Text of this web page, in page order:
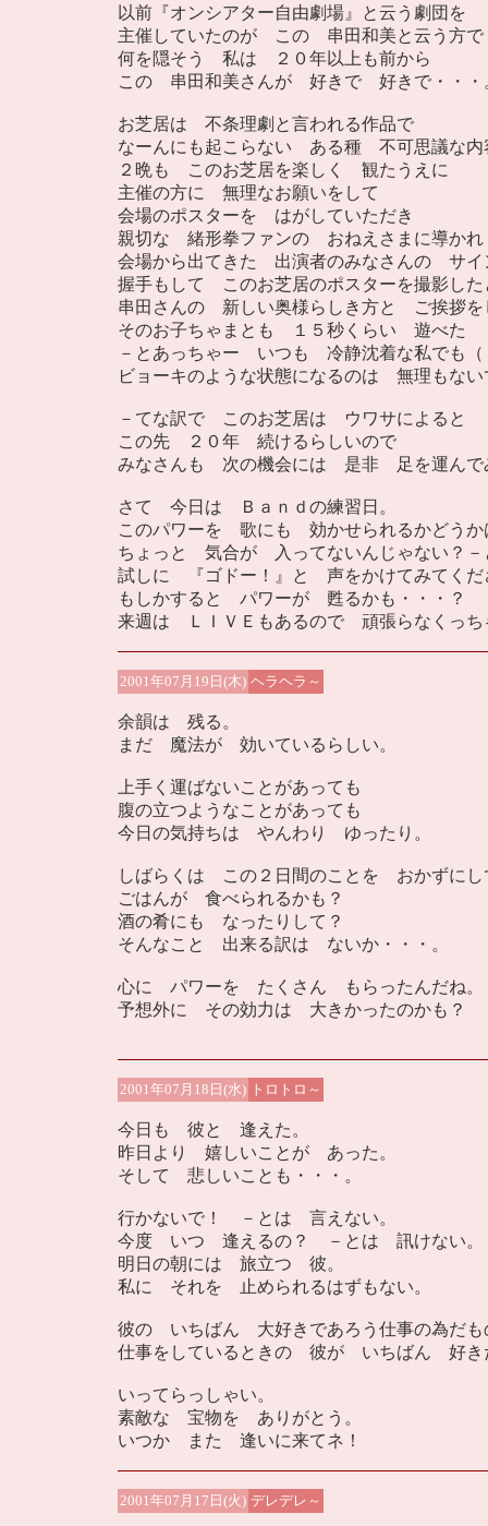
以前『オンシアター自由劇場』と云う劇団を
主催していたのが この 串田和美と云う方で
何を隠そう 私は ２０年以上も前から
この 串田和美さんが 好きで 好きで・・・
お芝居は 不条理劇と言われる作品で
なーんにも起こらない ある種 不可思議な内
２晩も このお芝居を楽しく 観たうえに
主催の方に 無理なお願いをして
会場のポスターを はがしていただき
親切な 緒形拳ファンの おねえさまに導かれ
会場から出てきた 出演者のみなさんの サイ
握手もして このお芝居のポスターを撮影した
串田さんの 新しい奥様らしき方と ご挨拶を
そのお子ちゃまとも １５秒くらい 遊べた
－とあっちゃー いつも 冷静沈着な私でも（
ビョーキのような状態になるのは 無理もない
－てな訳で このお芝居は ウワサによると
この先 ２０年 続けるらしいので
みなさんも 次の機会には 是非 足を運んで
さて 今日は Ｂａｎｄの練習日。
このパワーを 歌にも 効かせられるかどう
ちょっと 気合が 入ってないんじゃない？－
試しに 『ゴドー！』と 声をかけてみてくだ
もしかすると パワーが 甦るかも・・・？
来週は ＬＩＶＥもあるので 頑張らなくっち
2001年07月19日(木) ヘラヘラ～
余韻は 残る。
まだ 魔法が 効いているらしい。
上手く運ばないことがあっても
腹の立つようなことがあっても
今日の気持ちは やんわり ゆったり。
しばらくは この２日間のことを おかずにし
ごはんが 食べられるかも？
酒の肴にも なったりして？
そんなこと 出来る訳は ないか・・・。
心に パワーを たくさん もらったんだね。
予想外に その効力は 大きかったのかも？
2001年07月18日(水) トロトロ～
今日も 彼と 逢えた。
昨日より 嬉しいことが あった。
そして 悲しいことも・・・。
行かないで！ －とは 言えない。
今度 いつ 逢えるの？ －とは 訊けない。
明日の朝には 旅立つ 彼。
私に それを 止められるはずもない。
彼の いちばん 大好きであろう仕事の為だも
仕事をしているときの 彼が いちばん 好き
いってらっしゃい。
素敵な 宝物を ありがとう。
いつか また 逢いに来てネ！
2001年07月17日(火) デレデレ～